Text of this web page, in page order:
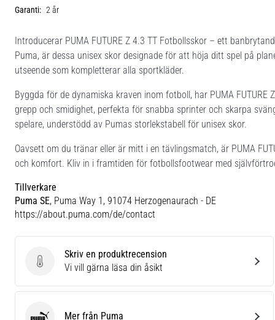
Garanti: 2 år
Introducerar PUMA FUTURE Z 4.3 TT Fotbollsskor – ett
Puma, är dessa unisex skor designade för att höja ditt spel på
utseende som kompletterar alla sportkläder.
Byggda för de dynamiska kraven inom fotboll, har PUMA
grepp och smidighet, perfekta för snabba sprinter och skarpa
spelare, understödd av Pumas storlekstabell för unisex skor.
Oavsett om du tränar eller är mitt i en tävlingsmatch, är PUMA
och komfort. Kliv in i framtiden för fotbollsfootwear med
Tillverkare
Puma SE, Puma Way 1, 91074 Herzogenaurach - DE
https://about.puma.com/de/contact
Skriv en produktrecension
Skriv en produktrecension
Vi vill gärna läsa din åsikt
Mer från Puma